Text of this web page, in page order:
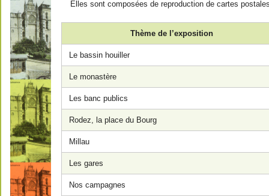
Elles sont composées de reproduction de cartes
Thème de l’exposition
Le bassin houiller
Le monastère
Les banc publics
Rodez, la place du Bourg
Millau
Les gares
Nos campagnes